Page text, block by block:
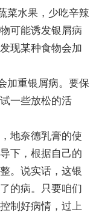
菜水果，少吃辛辣
可能诱发银屑病
现某种食物会加
加重银屑病。要保
一些放松的活
地奈德乳膏的使
下，根据自己的
。说实话，这银
的病。只要咱们
制好病情，过上